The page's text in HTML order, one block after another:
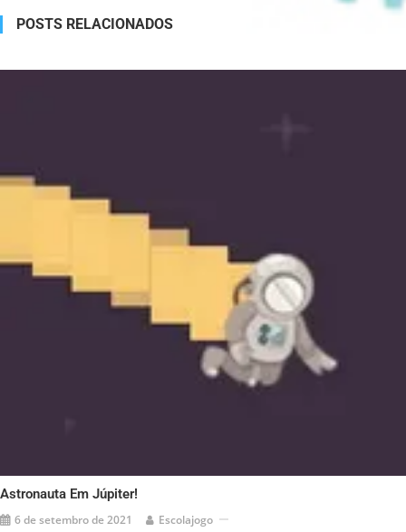
POSTS RELACIONADOS
Astronauta Em Júpiter!
6 de setembro de 2021 Escolajogo